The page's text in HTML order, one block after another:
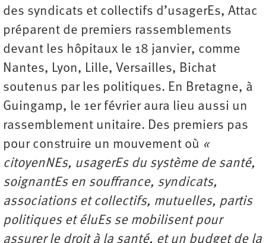
des syndicats et collectifs d’usagerEs, Attac
préparent de premiers rassemblements
devant les hôpitaux le 18 janvier, comme
Nantes, Lyon, Lille, Versailles, Bichat
soutenus par les politiques. En Bretagne, à
Guingamp, le 1er février aura lieu aussi un
rassemblement unitaire. Des premiers pas
pour construire un mouvement où «
citoyenNEs, usagerEs du système de santé,
soignantEs en souffrance, syndicats,
associations et collectifs, mutuelles, partis
politiques et éluEs se mobilisent pour
assurer le droit à la santé, et un budget de la